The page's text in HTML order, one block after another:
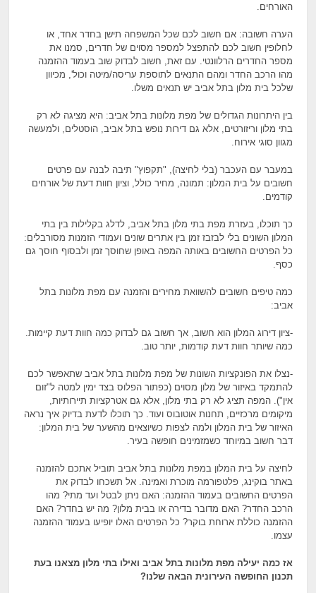
האורחים.
הערה חשובה: אם חשוב לכם שכל המשפחה תישן בחדר אחד, או
לחלופין חשוב לכם להתפצל למספר מסוים של חדרים, סמנו את
מספר החדרים הרלוונטי. עם זאת, חשוב לבדוק שוב בעמוד ההזמנה
מהו הרכב החדר ומהם התנאים לתוספת עריסה/מיטה וכול', מכיוון
שלכל בית מלון בתל אביב יש תנאים משלו.
בין היתרונות הגדולים של מפת מלונות בתל אביב: היא מציגה לא רק
בתי מלון וריזורטים, אלא גם דירות נופש בתל אביב, הוסטלים, ולמעשה
מגוון סוגי אירוח.
במעבר עם העכבר (בלי לחיצה), "תקפוץ" תיבה לבנה עם פרטים
חשובים על בית המלון: תמונה, מחיר כולל, וציון חוות דעת של אורחים
קודמים.
כך תוכלו, בעזרת מפת בתי מלון בתל אביב, לדלג בקלילות בין בתי
המלון השונים בלי לבזבז זמן בין אתרים שונים ועמודי הזמנות מסורבלים:
כל הפרטים החשובים באותה המפה באופן שחוסך זמן ולבסוף חוסך גם
כסף.
כמה טיפים חשובים להשוואת מחירים והזמנה עם מפת מלונות בתל
אביב:
-ציון דירוג המלון הוא חשוב, אך חשוב גם לבדוק כמה חוות דעת קיימות.
כמה שיותר חוות דעת קודמות, יותר טוב.
-נצלו את הפונקציות השונות של מפת מלונות בתל אביב שתאפשר לכם
להתמקד באיזור של מלון מסוים (כפתור הפלוס בצד ימין למטה ל"זום
אין"). המפה תציג לא רק בתי מלון, אלא גם אטרקציות תיירותיות,
מיקומים מרכזיים, תחנות אוטובוס ועוד. כך תוכלו לדעת בדיוק איך נראה
האיזור של בית המלון ולמה לצפות כשיוצאים מהשער של בית המלון:
דבר חשוב במיוחד כשמזמינים חופשה בעיר.
לחיצה על בית המלון במפת מלונות בתל אביב תוביל אתכם להזמנה
באתר בוקינג, פלטפורמה מוכרת ואמינה. אל תשכחו לבדוק את
הפרטים החשובים בעמוד ההזמנה: האם ניתן לבטל ועד מתי? מהו
הרכב החדר? האם מדובר בדירה או בבית מלון? מה יש בחדר? האם
ההזמנה כוללת ארוחת בוקר? כל הפרטים האלו יופיעו בעמוד ההזמנה
עצמו.
אז כמה יעילה מפת מלונות בתל אביב ואילו בתי מלון מצאנו בעת
תכנון החופשה העירונית הבאה שלנו?